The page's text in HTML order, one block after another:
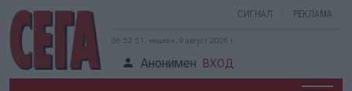
СИГНАЛ РЕКЛАМА
06:52:52, неделя, 9 август 2026 г.
Анонимен ВХОД